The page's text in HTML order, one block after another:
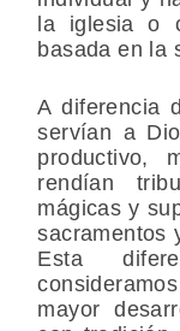
la iglesia o
basada en la
A diferencia
servían a
productivo,
rendían
mágicas y
sacramentos
Esta
mayor